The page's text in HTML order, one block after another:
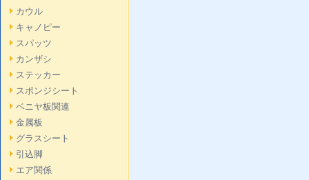
カウル
キャノピー
スパッツ
カンザシ
ステッカー
スポンジシート
ベニヤ板関連
金属板
グラスシート
引込脚
エア関係